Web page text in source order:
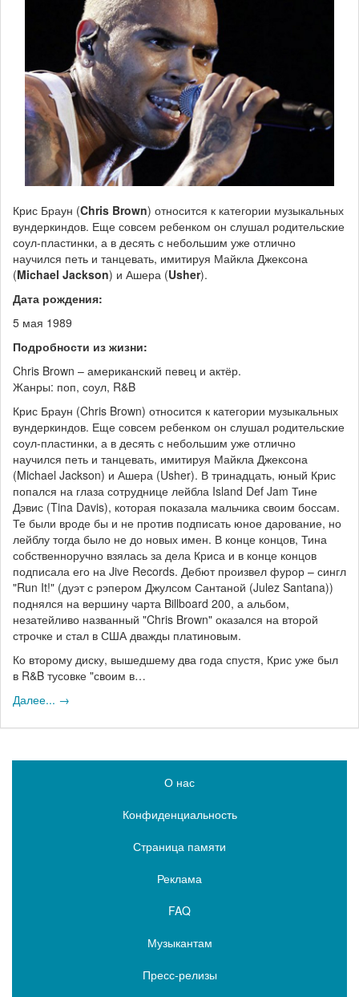
Крис Браун (Chris Brown) относится к категории музыкальных
вундеркиндов. Еще совсем ребенком он слушал родительские
соул-пластинки, а в десять с небольшим уже отлично
научился петь и танцевать, имитируя Майкла Джексона
(Michael Jackson) и Ашера (Usher).
Дата рождения:
5 мая 1989
Подробности из жизни:
Chris Brown – американский певец и актёр.
Жанры: поп, соул, R&B
Крис Браун (Chris Brown) относится к категории музыкальных
вундеркиндов. Еще совсем ребенком он слушал родительские
соул-пластинки, а в десять с небольшим уже отлично
научился петь и танцевать, имитируя Майкла Джексона
(Michael Jackson) и Ашера (Usher). В тринадцать, юный Крис
попался на глаза сотруднице лейбла Island Def Jam Тине
Дэвис (Tina Davis), которая показала мальчика своим боссам.
Те были вроде бы и не против подписать юное дарование, но
лейблу тогда было не до новых имен. В конце концов, Тина
собственноручно взялась за дела Криса и в конце концов
подписала его на Jive Records. Дебют произвел фурор – сингл
"Run It!" (дуэт с рэпером Джулсом Сантаной (Julez Santana))
поднялся на вершину чарта Billboard 200, а альбом,
незатейливо названный "Chris Brown" оказался на второй
строчке и стал в США дважды платиновым.
Ко второму диску, вышедшему два года спустя, Крис уже был
в R&B тусовке "своим в…
Далее... →
О нас
Конфиденциальность
Страница памяти
Реклама
FAQ
Музыкантам
Пресс-релизы